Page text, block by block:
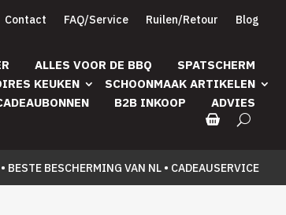
Contact FAQ/Service Ruilen/Retour Blog
ALLES VOOR DE BBQ
SPATSCHERM
KEUKEN
SCHOONMAAK ARTIKELEN
B2B INKOOP ADVIES
BESCHERMING VAN NL • CADEAUSERVICE